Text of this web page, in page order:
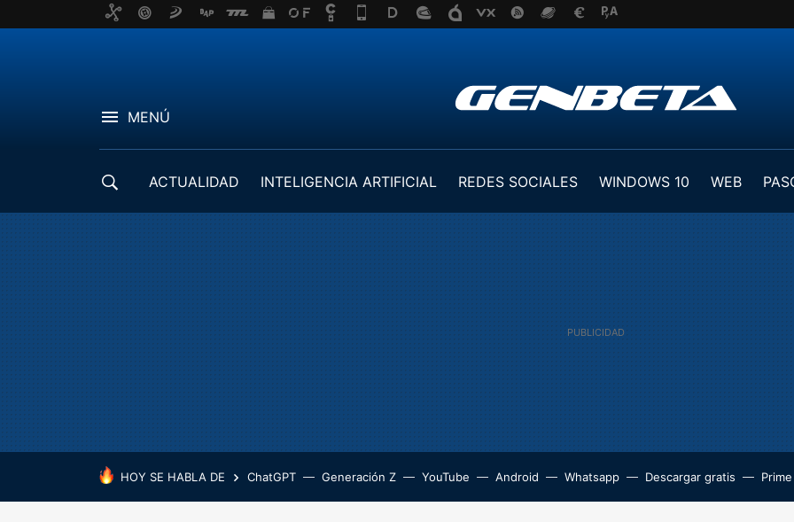
MENÚ
ACTUALIDAD INTELIGENCIA ARTIFICIAL REDES SOCIALES WINDOWS 10 WEB
HOY SE HABLA DE ChatGPT Generación Z YouTube Android Whatsapp Descargar gratis